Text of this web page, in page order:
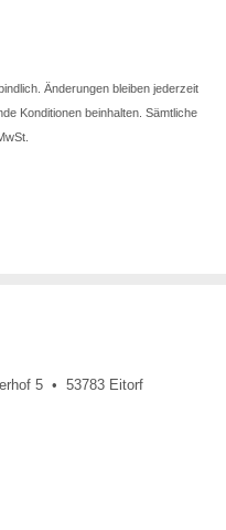
Änderungen bleiben jederzeit
Konditionen beinhalten. Sämtliche
5 • 53783 Eitorf